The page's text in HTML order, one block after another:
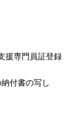
援専門員証登録
納付書の写し